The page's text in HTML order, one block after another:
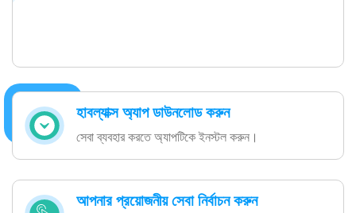
হাবল্যাক্স অ্যাপ ডাউনলোড করুন
সেবা ব্যবহার করতে অ্যাপটিকে ইনস্টল করুন।
আপনার প্রয়োজনীয় সেবা নির্বাচন করুন